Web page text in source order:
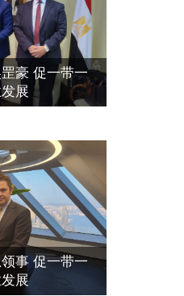
豪 促一带一
展
事 促一带一
展